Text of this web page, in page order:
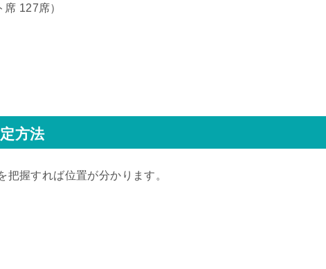
127席）
方法
握すれば位置が分かります。